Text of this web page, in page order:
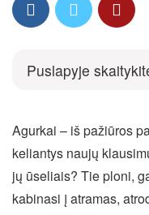
Puslapyje
Agurkai – iš pažiūros
keliantys naujų
jų ūseliais? Tie ploni,
kabinasi į atramas,